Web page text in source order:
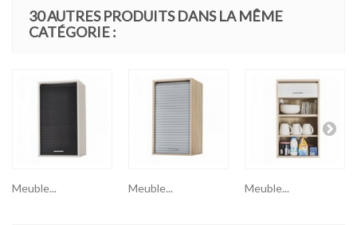
30 AUTRES PRODUITS DANS LA MÊME
CATÉGORIE :
Meuble... Meuble... Meuble...